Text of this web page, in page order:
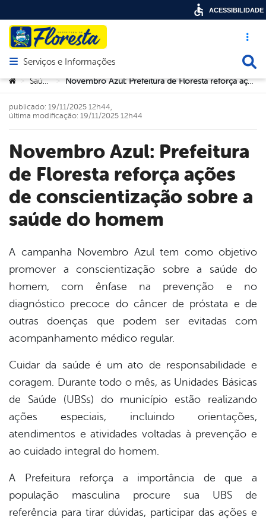
Acesso
Abrir menu principal de navegação
Serviços e Informações
Você está aqui:
> Saúde > Novembro Azul: Prefeitura de Floresta reforça ações de conscientização sobre a saúde do homem
Novembro Azul: Prefeitura
de Floresta reforça ações
de conscientização sobre a
saúde do homem
publicado: 19/11/2025 12h44,
última modificação: 19/11/2025 12h44
A campanha Novembro Azul tem como objetivo
promover a conscientização sobre a saúde do
homem, com ênfase na prevenção e no
diagnóstico precoce do câncer de próstata e de
outras doenças que podem ser evitadas com
acompanhamento médico regular.
Cuidar da saúde é um ato de responsabilidade e
coragem. Durante todo o mês, as Unidades Básicas
de Saúde (UBSs) do município estão realizando
ações especiais, incluindo orientações,
atendimentos e atividades voltadas à prevenção e
ao cuidado integral do homem.
A Prefeitura reforça a importância de que a
população masculina procure sua UBS de
referência para tirar dúvidas, participar das ações e
ACESSIBILIDADE